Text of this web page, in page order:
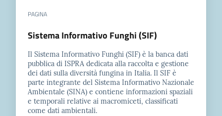
PAGINA
Sistema Informativo Funghi (SIF)
Il Sistema Informativo Funghi (SIF) è la banca dati
pubblica di ISPRA dedicata alla raccolta e gestione
dei dati sulla diversità fungina in Italia. Il SIF è
parte integrante del Sistema Informativo Nazionale
Ambientale (SINA) e contiene informazioni spaziali
e temporali relative ai macromiceti, classificati
come dati ambientali.